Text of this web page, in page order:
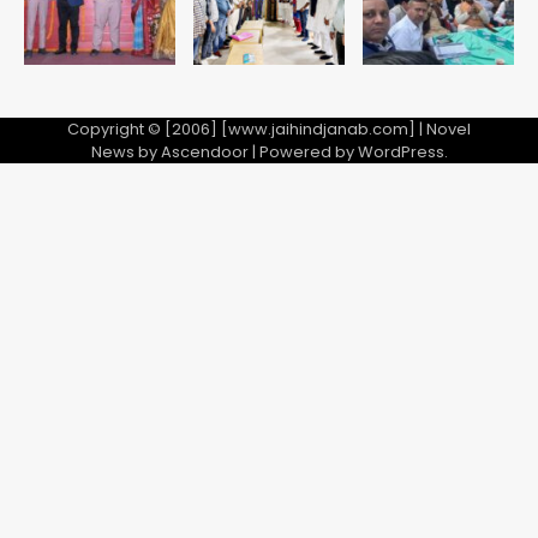
Copyright © [2006] [www.jaihindjanab.com] | Novel
News byAscendoor| Powered byWordPress.